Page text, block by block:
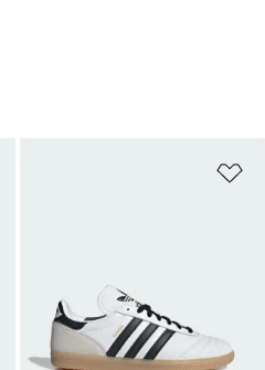
Προσθήκη στη Λίστα Επιθυμιών